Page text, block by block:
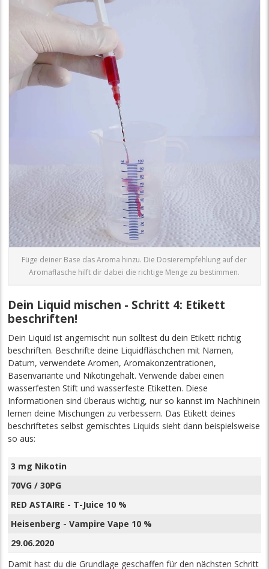
Füge deiner Base das Aroma hinzu. Die Dosierempfehlung auf der
Aromaflasche hilft dir dabei die richtige Menge zu bestimmen.
Dein Liquid mischen - Schritt 4: Etikett
beschriften!
Dein Liquid ist angemischt nun solltest du dein Etikett richtig
beschriften. Beschrifte deine Liquidfläschchen mit Namen,
Datum, verwendete Aromen, Aromakonzentrationen,
Basenvariante und Nikotingehalt. Verwende dabei einen
wasserfesten Stift und wasserfeste Etiketten. Diese
Informationen sind überaus wichtig, nur so kannst im Nachhinein
lernen deine Mischungen zu verbessern. Das Etikett deines
beschriftetes selbst gemischtes Liquids sieht dann beispielsweise
so aus:
3 mg Nikotin
70VG / 30PG
RED ASTAIRE - T-Juice 10 %
Heisenberg - Vampire Vape 10 %
29.06.2020
Damit hast du die Grundlage geschaffen für den nächsten Schritt